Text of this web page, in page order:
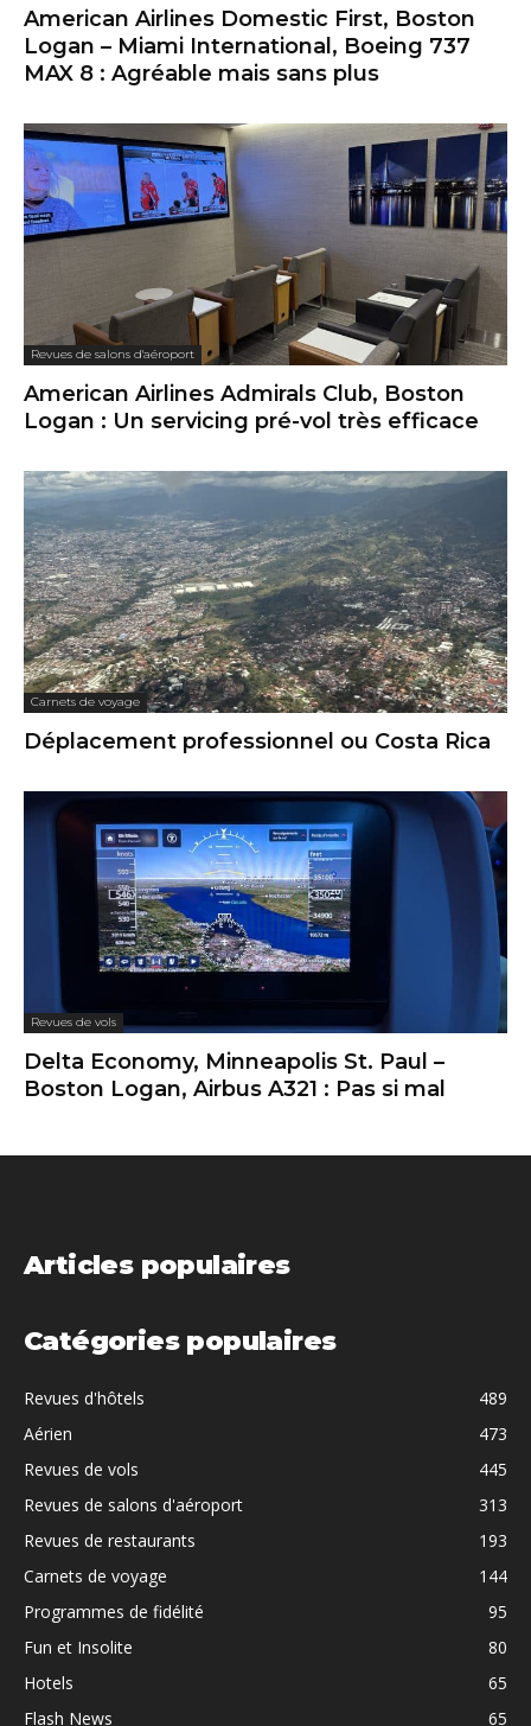
American Airlines Domestic First, Boston
Logan – Miami International, Boeing 737
MAX 8 : Agréable mais sans plus
Revues de salons d'aéroport
American Airlines Admirals Club, Boston
Logan : Un servicing pré-vol très efficace
Carnets de voyage
Déplacement professionnel ou Costa Rica
Revues de vols
Delta Economy, Minneapolis St. Paul –
Boston Logan, Airbus A321 : Pas si mal
Articles populaires
Catégories populaires
Revues d'hôtels
489
Aérien
473
Revues de vols
445
Revues de salons d'aéroport
313
Revues de restaurants
193
Carnets de voyage
144
Programmes de fidélité
95
Fun et Insolite
80
Hotels
65
Flash News
65